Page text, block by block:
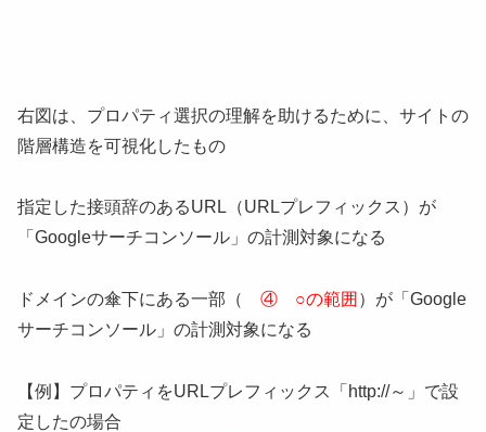
右図は、プロパティ選択の理解を助けるために、サイトの
階層構造を可視化したもの
指定した接頭辞のあるURL（URLプレフィックス）が
「Googleサーチコンソール」の計測対象になる
ドメインの傘下にある一部（ ④ ○の範囲 ）が「Google
サーチコンソール」の計測対象になる
【例】プロパティをURLプレフィックス「http://～」で設
定したの場合